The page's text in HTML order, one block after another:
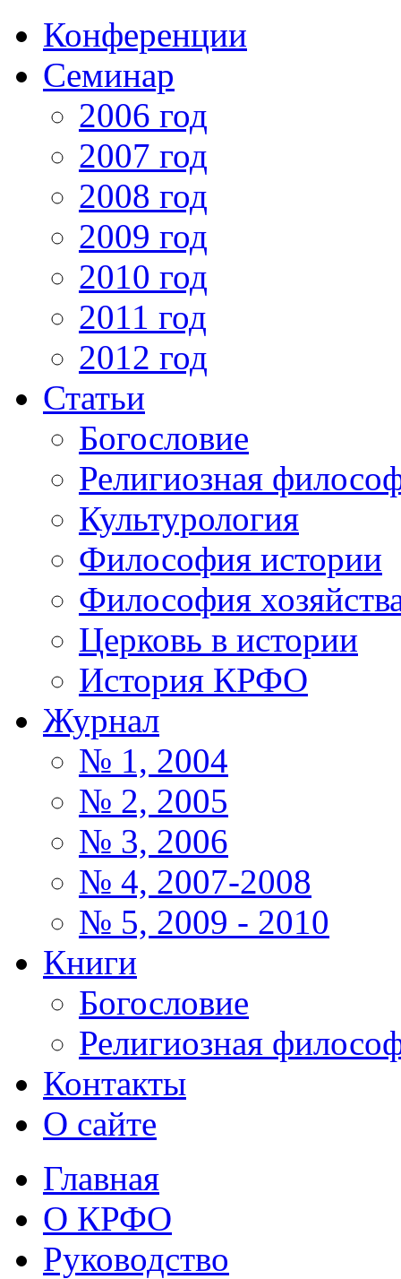
Конференции
Семинар
2006 год
2007 год
2008 год
2009 год
2010 год
2011 год
2012 год
Статьи
Богословие
Религиозная
Культурология
Философия истории
Философия
Церковь в истории
История КРФО
Журнал
№ 1, 2004
№ 2, 2005
№ 3, 2006
№ 4, 2007-2008
№ 5, 2009 - 2010
Книги
Богословие
Религиозная
Контакты
О сайте
Главная
О КРФО
Руководство